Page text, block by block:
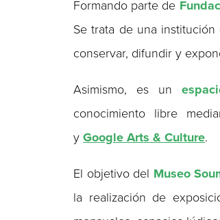
Formando parte de
Se trata de una
conservar, difundir y
Asimismo, es un
conocimiento libre
yGoogle Arts & Culture.
El objetivo del Museo
la realización de